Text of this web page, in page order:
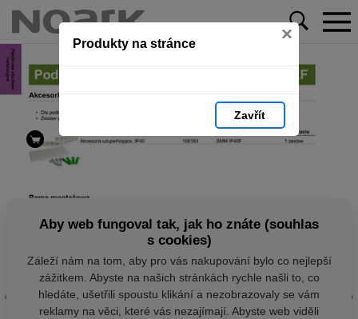
Produkty na stránce ×
Zavřít
Aby web fungoval tak, jak ho znáte (souhlas
s cookies)
Záleží nám na tom, aby pro vás nakupování bylo co nejlepší
zážitkem. Abyste na našich stránkách rychle našli to, co
hledáte, ušetřili spoustu klikání a nezobrazovaly se vám
reklamy na věci, které vás nezajímají. Abyste web viděli